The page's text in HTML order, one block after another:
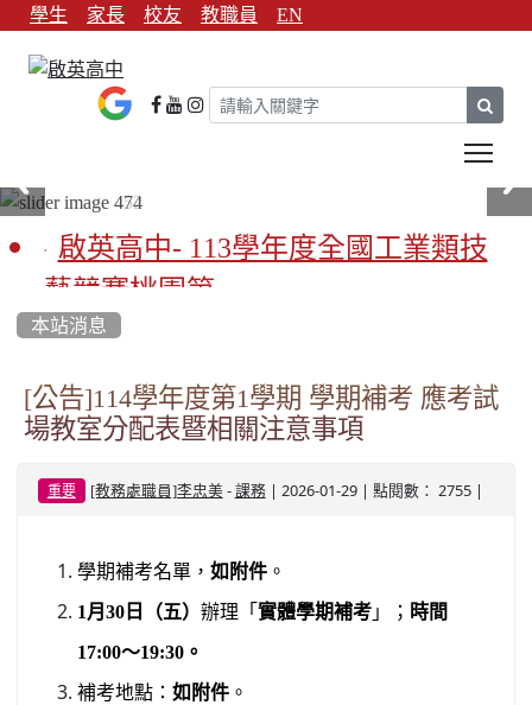
學生 家長 校友 教職員 EN
啟英高中- 113學年度全國工業類技
藝競賽桃園第一
啟英高中-113學年全國學生家事類技
藝競賽榮獲1支金手獎3支優勝
亞洲金牌在啟英！-機器人競賽亞洲
第一
北台灣私校第一
啟英高中-汽車科榮耀桃園
啟英高中-時尚科桃園第一
本站消息
[公告]114學年度第1學期 學期補考 應考試
場教室分配表暨相關注意事項
重要 [教務處職員]李忠美- 課務| 2026-01-29 | 點閱數： 2755 |
學期補考名單， 如附件 。
1 月30日（五） 辦理「 實體學期補考 」； 時間
17:00～19:30。
補考地點： 如附件 。